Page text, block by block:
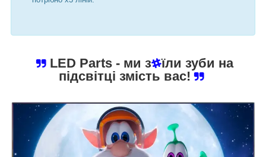
LED Parts - ми з
їли зуби на
підсвітці змість вас!